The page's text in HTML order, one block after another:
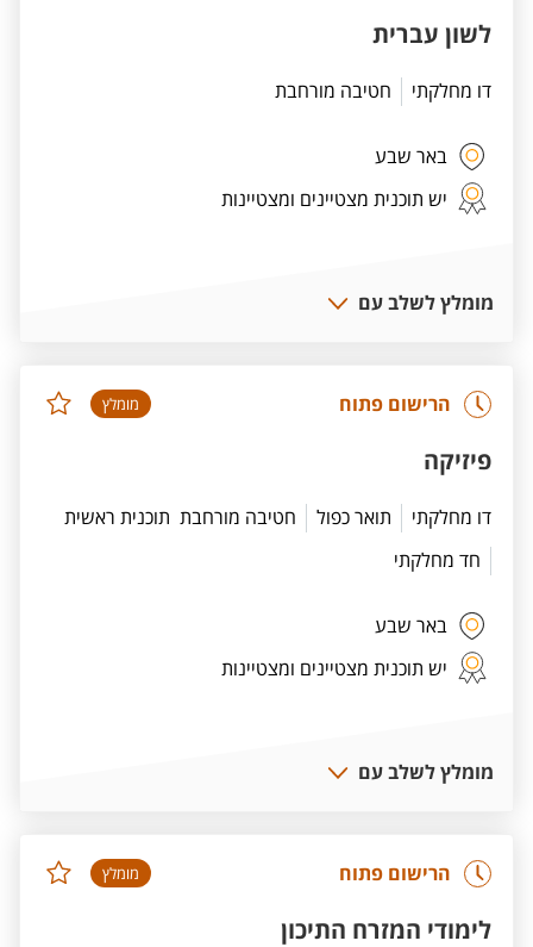
לשון עברית
דו מחלקתי חטיבה מורחבת
באר שבע
יש תוכנית מצטיינים ומצטיינות
מומלץ לשלב עם
מומלץ הרישום פתוח
פיזיקה
דו מחלקתי תואר כפול חטיבה מורחבת תוכנית ראשית
חד מחלקתי
באר שבע
יש תוכנית מצטיינים ומצטיינות
מומלץ לשלב עם
מומלץ הרישום פתוח
לימודי המזרח התיכון